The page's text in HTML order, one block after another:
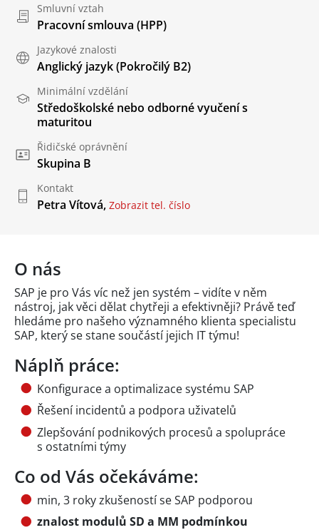
Smluvní vztah
Pracovní smlouva (HPP)
Jazykové znalosti
Anglický jazyk(Pokročilý B2)
Minimální vzdělání
Středoškolské nebo odborné vyučení s
maturitou
Řidičské oprávnění
Skupina B
Kontakt
Petra Vítová, Zobrazit tel. číslo
O nás
SAP je pro Vás víc než jen systém – vidíte v něm
nástroj, jak věci dělat chytřeji a efektivněji? Právě teď
hledáme pro našeho významného klienta specialistu
SAP, který se stane součástí jejich IT týmu!
Náplň práce:
Konfigurace a optimalizace systému SAP
Řešení incidentů a podpora uživatelů
Zlepšování podnikových procesů a spolupráce
s ostatními týmy
Co od Vás očekáváme:
min, 3 roky zkušeností se SAP podporou
znalost modulů SD a MM podmínkou